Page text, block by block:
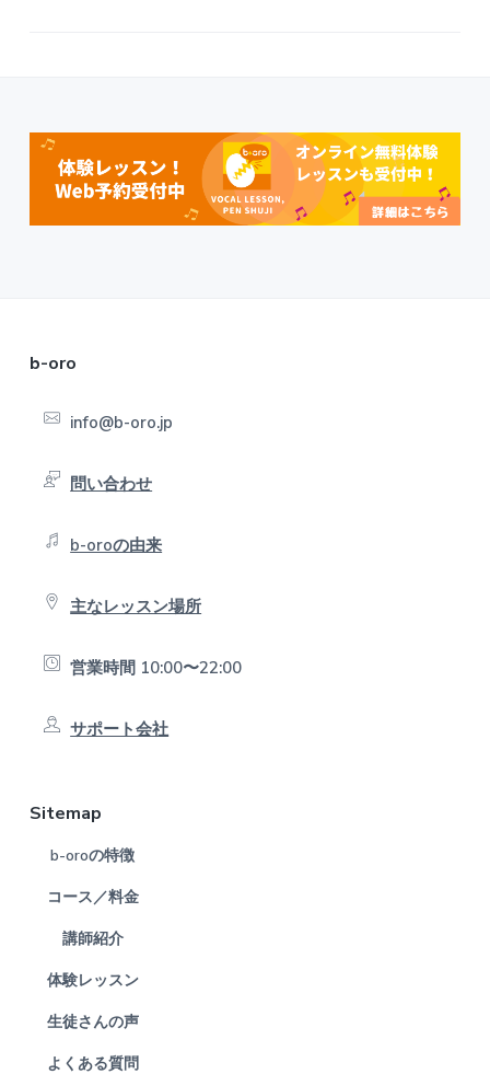
b-oro
info@b-oro.jp
問い合わせ
b-oroの由来
主なレッスン場所
営業時間 10:00〜22:00
サポート会社
Sitemap
b-oroの特徴
コース／料金
講師紹介
体験レッスン
生徒さんの声
よくある質問